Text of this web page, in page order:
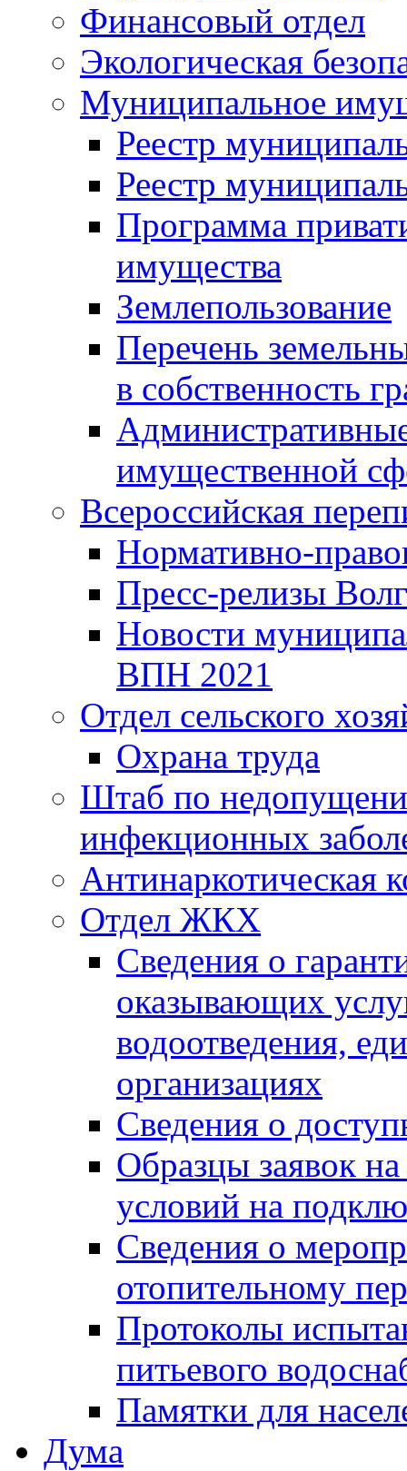
Финансовый отдел
Экологическая
Муниципальное
Реестр
Реестр
Программа
имущества
Землепользование
Перечень
в собственность
имущественной
Всероссийская
Нормативно-
Пресс-релизы
Новости
ВПН 2021
Отдел сельского
Охрана труда
Штаб по
инфекционных
Антинаркотическая
Отдел ЖКХ
Сведения о
оказывающих
водоотведения,
организациях
Сведения о
Образцы заявок
условий на
Сведения о
отопительному
Протоколы
питьевого
Памятки для
Дума